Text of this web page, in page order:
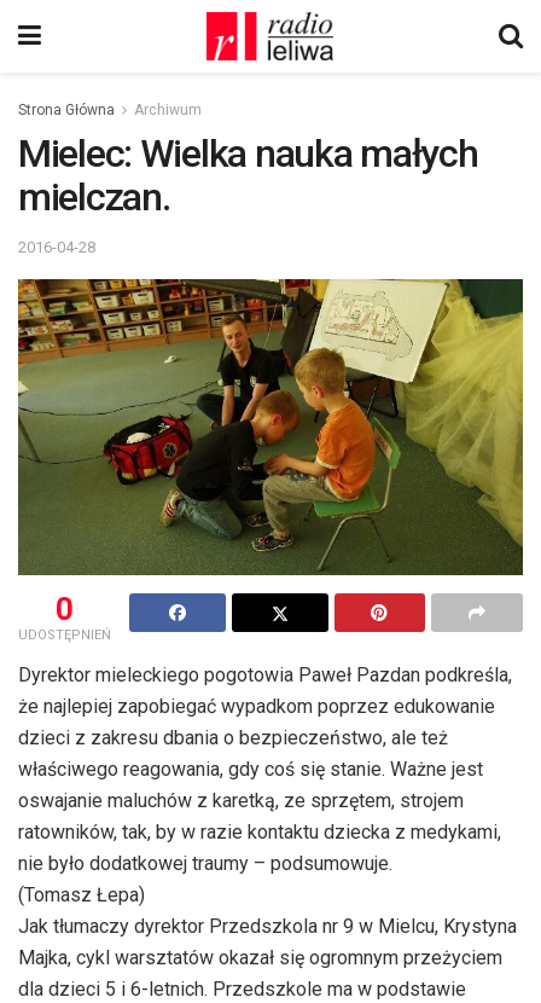
Strona Główna Archiwum
Mielec: Wielka nauka małych
mielczan.
2016-04-28
0
UDOSTĘPNIEŃ
Dyrektor mieleckiego pogotowia Paweł Pazdan podkreśla,
że najlepiej zapobiegać wypadkom poprzez edukowanie
dzieci z zakresu dbania o bezpieczeństwo, ale też
właściwego reagowania, gdy coś się stanie. Ważne jest
oswajanie maluchów z karetką, ze sprzętem, strojem
ratowników, tak, by w razie kontaktu dziecka z medykami,
nie było dodatkowej traumy – podsumowuje.
(Tomasz Łepa)
Jak tłumaczy dyrektor Przedszkola nr 9 w Mielcu, Krystyna
Majka, cykl warsztatów okazał się ogromnym przeżyciem
dla dzieci 5 i 6-letnich. Przedszkole ma w podstawie